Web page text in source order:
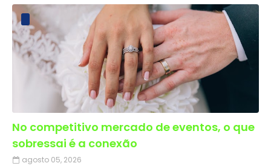
No competitivo mercado de eventos, o que
sobressai é a conexão
agosto 05, 2026